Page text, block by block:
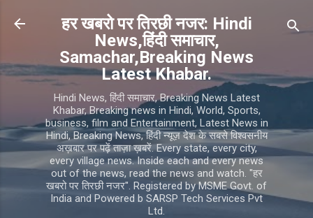
Skip to main content
हर खबरो पर तिरछी नजर: Hindi
News,हिंदी समाचार,
Samachar,Breaking News
Latest Khabar.
Hindi News, हिंदी समाचार, Breaking News Latest
Khabar, Breaking news in Hindi, World, Sports,
business, film and Entertainment, Latest News in
Hindi, Breaking News, हिंदी न्यूज़ देश के सबसे विश्वसनीय
अख़बार पर पढ़ें ताज़ा ख़बरें. Every state, every city,
every village news. Inside each and every news
out of the news, read the news and watch. "हर
खबरो पर तिरछी नजर". Registered by MSME Govt. of
India and Powered b SARSP Tech Services Pvt
Ltd.